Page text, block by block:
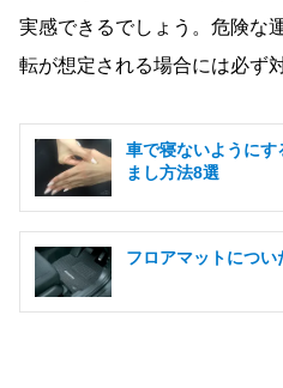
実感できるでしょう。危険な
転が想定される場合には必ず
車で寝ないように
まし方法8選
フロアマットについ